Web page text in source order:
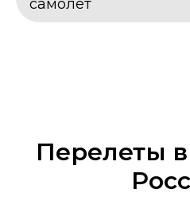
самолет
Перелеты